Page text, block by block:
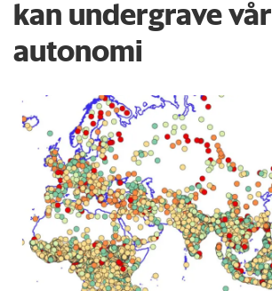
kan undergrave vår
autonomi